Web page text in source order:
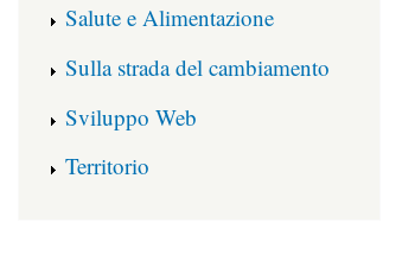
Salute e Alimentazione
Sulla strada del cambiamento
Sviluppo Web
Territorio